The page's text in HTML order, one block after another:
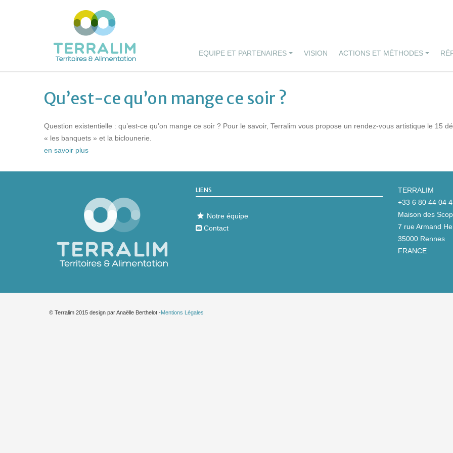
EQUIPE ET PARTENAIRES VISION ACTIONS ET MÉTHODES
Qu’est-ce qu’on mange ce soir ?
Question existentielle : qu’est-ce qu’on mange ce soir ? Pour le savoir, Terralim vous propose un rendez-vous artistique le 15
« les banquets » et la biclounerie.
en savoir plus
LIENS
Notre équipe
Contact
TERRALIM
+33 6 80 44 04
Maison des
7 rue Armand
35000 Rennes
FRANCE
© Terralim 2015 design par Anaëlle Berthelot -Mentions Légales